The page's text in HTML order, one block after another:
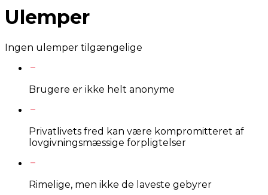
Ulemper
Ingen ulemper tilgængelige
Brugere er ikke helt anonyme
Privatlivets fred kan være kompromitteret af
lovgivningsmæssige forpligtelser
Rimelige, men ikke de laveste gebyrer